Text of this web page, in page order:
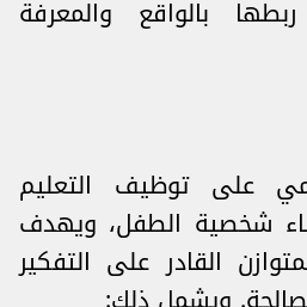
بالواقع والمعرفة
على توظيف التعليم
شخصية الطفل، ويهدف
القادر على التفكير